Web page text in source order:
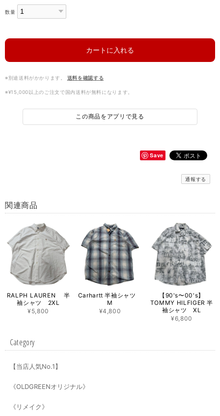
数量
カートに入れる
※別途送料がかかります。 送料を確認する
※¥15,000以上のご注文で国内送料が無料になります。
この商品をアプリで見る
Save
通報する
関連商品
RALPH LAUREN 半
袖シャツ 2XL
¥5,800
Carhartt 半袖シャツ
M
¥4,800
【90's〜00's】
TOMMY HILFIGER 半
袖シャツ XL
¥6,800
Category
【当店人気No.1】
《OLDGREENオリジナル》
《リメイク》